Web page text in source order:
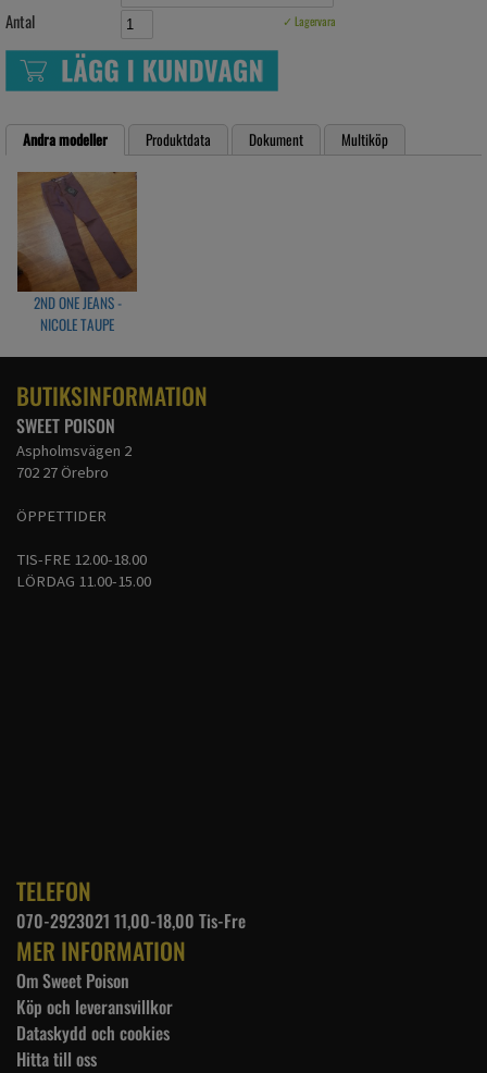
Antal
✓ Lagervara
Andra modeller Produktdata Dokument Multiköp
2ND ONE JEANS -
NICOLE TAUPE
BUTIKSINFORMATION
SWEET POISON
Aspholmsvägen 2
702 27 Örebro
ÖPPETTIDER
TIS-FRE 12.00-18.00
LÖRDAG 11.00-15.00
TELEFON
070-2923021 11,00-18,00 Tis-Fre
MER INFORMATION
Om Sweet Poison
Köp och leveransvillkor
Dataskydd och cookies
Hitta till oss